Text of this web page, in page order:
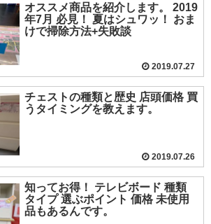
オススメ商品を紹介します。 2019
年7月 必見！ 夏はシュワッ！ おま
けで掃除方法+失敗談
2019.07.27
チェストの種類と歴史 店頭価格 買
うタイミングを教えます。
2019.07.26
知ってお得！ テレビボード 種類
タイプ 選ぶポイント 価格 未使用
品もあるんです。